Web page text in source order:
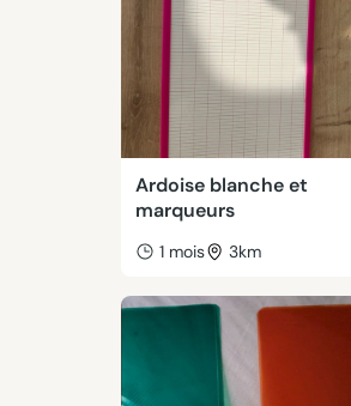
Ardoise blanche et
marqueurs
1 mois 3km